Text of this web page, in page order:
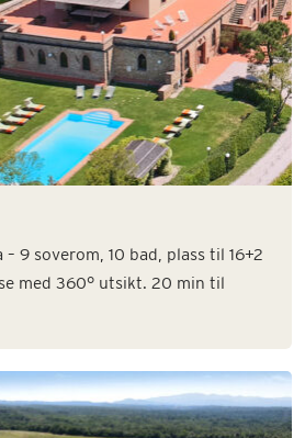
– 9 soverom, 10 bad, plass til 16+2
med 360° utsikt. 20 min til